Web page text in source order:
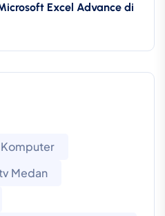
Excel Advance di
Medan